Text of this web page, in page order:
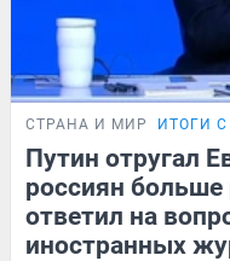
СТРАНА И МИР ИТОГИ
Путин отругал
россиян
ответил на
иностранных